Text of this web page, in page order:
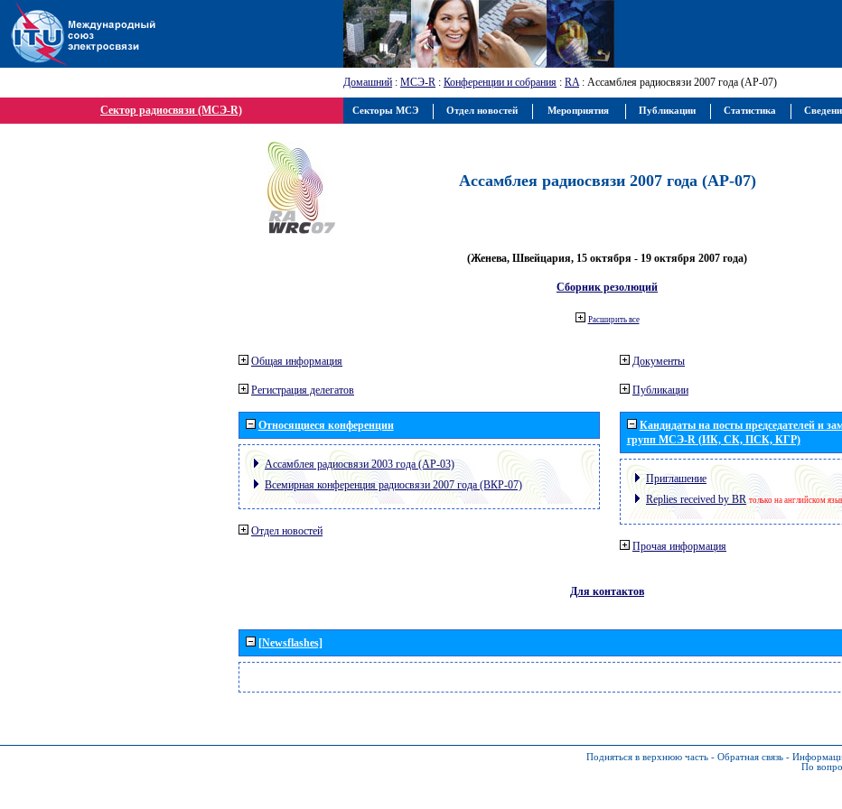
Домашний : МСЭ-R : Конференции и собрания : RA: Ассамблея радиосвязи 2007 года (АР-07)
Сектор радиосвязи (МСЭ-R)
Ассамблея радиосвязи 2007 года (АР-07)
(Женева, Швейцария, 15 октября - 19 октября 2007 года)
Сборник резолюций
Расширить все
Общая информация
Регистрация делегатов
Относящиеся конференции
Ассамблея радиосвязи 2003 года (АР-03)
Всемирная конференция радиосвязи 2007 года (ВКР-07)
Отдел новостей
Документы
Публикации
Кандидаты на посты председателей и
групп МСЭ-R (ИК, СК, ПСК, КГР)
Приглашение
Replies received by BR только на английском
Прочая информация
Для контактов
[Newsflashes]
Подняться в верхнюю часть - Обратная связь -
По
Секторы МСЭ Отдел новостей Мероприятия Публикации Статистика